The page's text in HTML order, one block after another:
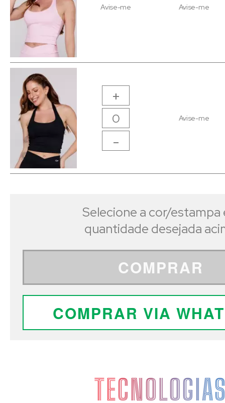
Avise-me Avise-me
+
-
Avise-me
Selecione a cor/estampa
quantidade desejada
COMPRAR
COMPRAR VIA